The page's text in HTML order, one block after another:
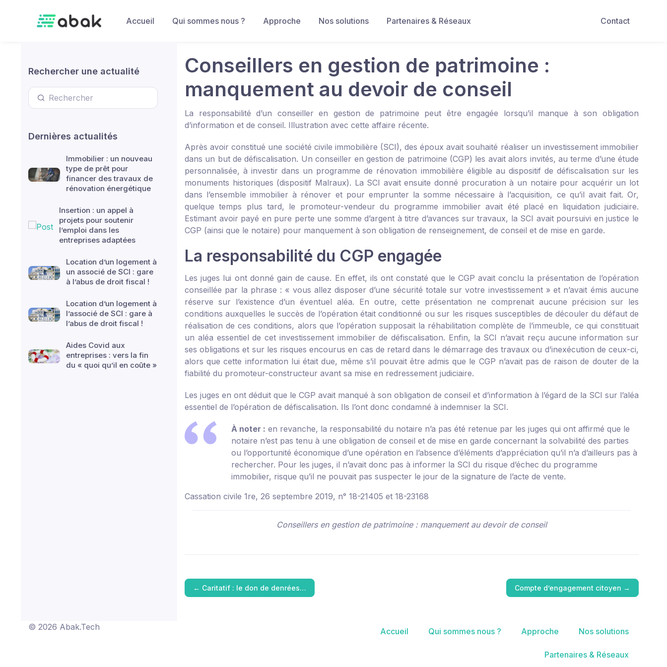
Contact
Accueil Qui sommes nous ? Approche Nos solutions Partenaires & Réseaux
Rechercher une actualité
Dernières actualités
Immobilier : un nouveau
type de prêt pour
financer des travaux de
rénovation énergétique
Insertion : un appel à
projets pour soutenir
l’emploi dans les
entreprises adaptées
Location d’un logement à
un associé de SCI : gare
à l’abus de droit fiscal !
Location d’un logement à
l’associé de SCI : gare à
l’abus de droit fiscal !
Aides Covid aux
entreprises : vers la fin
du « quoi qu’il en coûte »
Conseillers en gestion de patrimoine :
manquement au devoir de conseil
La responsabilité d’un conseiller en gestion de patrimoine peut être engagée lorsqu’il manque à son obligation
d’information et de conseil. Illustration avec cette affaire récente.
Après avoir constitué une société civile immobilière (SCI), des époux avait souhaité réaliser un investissement immobilier
dans un but de défiscalisation. Un conseiller en gestion de patrimoine (CGP) les avait alors invités, au terme d’une étude
personnalisée, à investir dans un programme de rénovation immobilière éligible au dispositif de défiscalisation sur les
monuments historiques (dispositif Malraux). La SCI avait ensuite donné procuration à un notaire pour acquérir un lot
dans l’ensemble immobilier à rénover et pour emprunter la somme nécessaire à l’acquisition, ce qu’il avait fait. Or,
quelque temps plus tard, le promoteur-vendeur du programme immobilier avait été placé en liquidation judiciaire.
Estimant avoir payé en pure perte une somme d’argent à titre d’avances sur travaux, la SCI avait poursuivi en justice le
CGP (ainsi que le notaire) pour manquement à son obligation de renseignement, de conseil et de mise en garde.
La responsabilité du CGP engagée
Les juges lui ont donné gain de cause. En effet, ils ont constaté que le CGP avait conclu la présentation de l’opération
conseillée par la phrase : « vous allez disposer d’une sécurité totale sur votre investissement » et n’avait émis aucune
réserve sur l’existence d’un éventuel aléa. En outre, cette présentation ne comprenait aucune précision sur les
conditions auxquelles le succès de l’opération était conditionné ou sur les risques susceptibles de découler du défaut de
réalisation de ces conditions, alors que l’opération supposait la réhabilitation complète de l’immeuble, ce qui constituait
un aléa essentiel de cet investissement immobilier de défiscalisation. Enfin, la SCI n’avait reçu aucune information sur
ses obligations et sur les risques encourus en cas de retard dans le démarrage des travaux ou d’inexécution de ceux-ci,
alors que cette information lui était due, même s’il pouvait être admis que le CGP n’avait pas de raison de douter de la
fiabilité du promoteur-constructeur avant sa mise en redressement judiciaire.
Les juges en ont déduit que le CGP avait manqué à son obligation de conseil et d’information à l’égard de la SCI sur l’aléa
essentiel de l’opération de défiscalisation. Ils l’ont donc condamné à indemniser la SCI.
À noter : en revanche, la responsabilité du notaire n’a pas été retenue par les juges qui ont affirmé que le
notaire n’est pas tenu à une obligation de conseil et de mise en garde concernant la solvabilité des parties
ou l’opportunité économique d’une opération en l’absence d’éléments d’appréciation qu’il n’a d’ailleurs pas à
rechercher. Pour les juges, il n’avait donc pas à informer la SCI du risque d’échec du programme
immobilier, risque qu’il ne pouvait pas suspecter le jour de la signature de l’acte de vente.
Cassation civile 1re, 26 septembre 2019, n° 18-21405 et 18-23168
Conseillers en gestion de patrimoine : manquement au devoir de conseil
← Caritatif : le don de denrées… Compte d’engagement citoyen →
© 2026 Abak.Tech Accueil Qui sommes nous ? Approche Nos solutions
Partenaires & Réseaux